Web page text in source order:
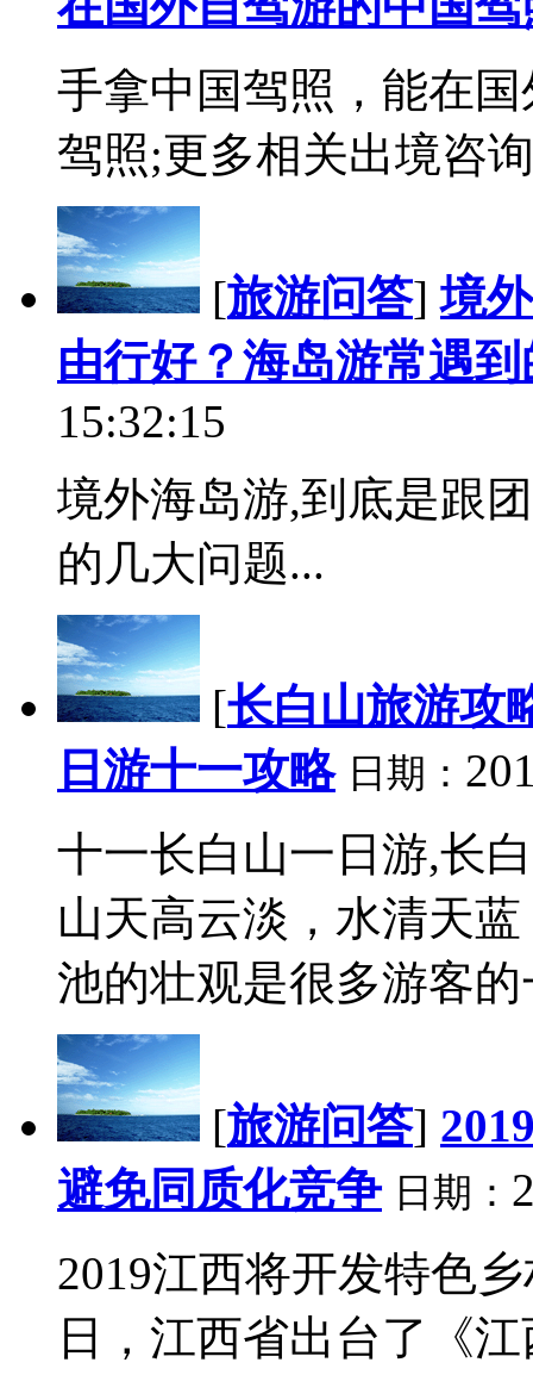
手拿中国驾照，能在
驾照;更多相关出境咨
[旅游问答]境
由行好？海岛游常遇
15:32:15
境外海岛游,到底是跟
的几大问题...
[长白山旅游攻
日游十一攻略 日期：
十一长白山一日游,长
山天高云淡，水清天
池的壮观是很多游客
[旅游问答]
避免同质化竞争 日期：
2019江西将开发特色
日，江西省出台了《